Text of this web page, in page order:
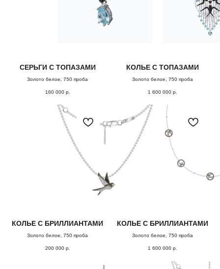
СЕРЬГИ С ТОПАЗАМИ
Золото белое, 750 проба
160 000 р.
КОЛЬЕ С ТОПАЗАМИ
Золото белое, 750 проба
1 600 000 р.
КОЛЬЕ С БРИЛЛИАНТАМИ
Золото белое, 750 проба
200 000 р.
КОЛЬЕ С БРИЛЛИАНТАМИ
Золото белое, 750 проба
1 600 000 р.
ПОДБЕРЕМ